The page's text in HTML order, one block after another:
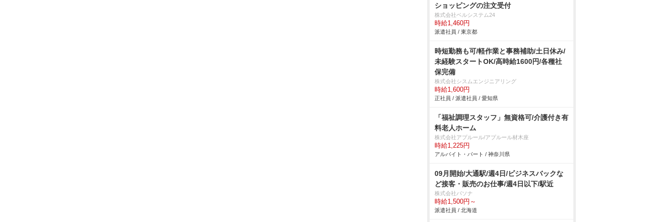
ショッピングの注文受付
株式会社ベルシステム24
時給1,460円
派遣社員 / 東京都
時短勤務も可/軽作業と事務補助/土日休み/
未経験スタートOK/高時給1600円/各種社
保完備
株式会社シスムエンジニアリング
時給1,600円
正社員 / 派遣社員 / 愛知県
「福祉調理スタッフ」無資格可/介護付き有
料老人ホーム
株式会社アプルール/アプルール材木座
時給1,225円
アルバイト・パート / 神奈川県
09月開始/大通駅/週4日/ビジネスバックな
ど接客・販売のお仕事/週4日以下/駅近
株式会社パソナ
時給1,500円～
派遣社員 / 北海道